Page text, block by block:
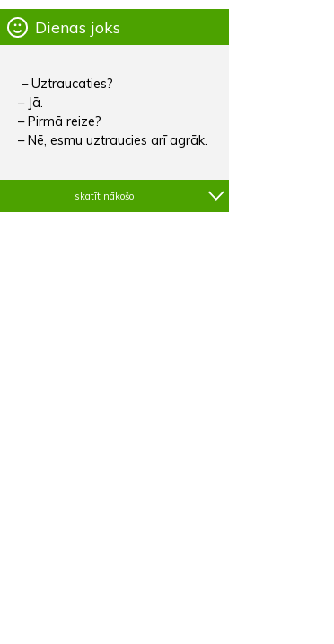
Dienas joks
– Uztraucaties?
– Jā.
– Pirmā reize?
– Nē, esmu uztraucies arī agrāk.
skatīt nākošo